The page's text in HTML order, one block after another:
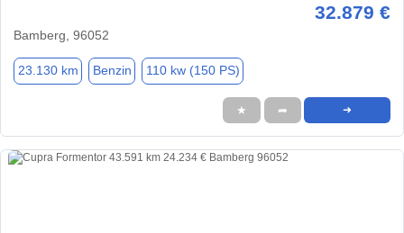
32.879 €
Bamberg, 96052
23.130 km Benzin 110 kw (150 PS)
★ ➦ ➜